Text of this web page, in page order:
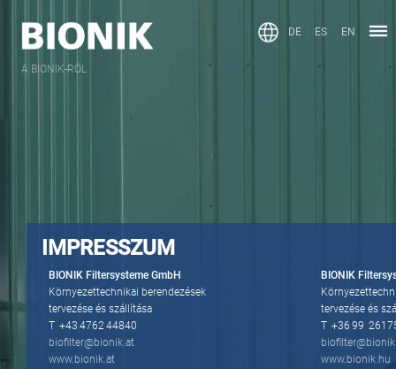
DE ES EN
A BIONIK-RÓL
IMPRESSZUM
BIONIK Filtersysteme GmbH
BIONIK
Környezettechnikai berendezések
tervezése és szállítása
tervezése és
T +43 4762 44840
T +36 99
biofilter@bionik.at
www.bionik.at
www.bionik.hu